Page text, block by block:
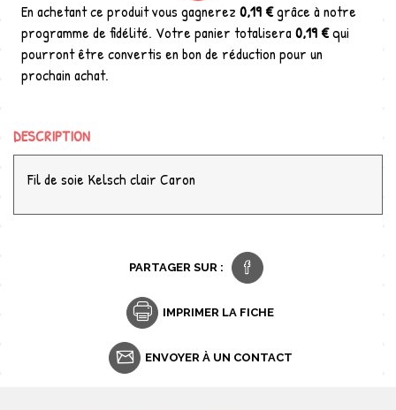
En achetant ce produit vous gagnerez 0,19 €grâce à notre
programme de fidélité. Votre panier totalisera 0,19 €qui
pourront être convertis en bon de réduction pour un
prochain achat.
DESCRIPTION
Fil de soie Kelsch clair Caron
PARTAGER SUR :
IMPRIMER LA FICHE
ENVOYER À UN CONTACT